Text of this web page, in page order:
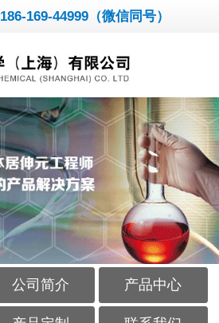
186-169-44999（微信同号）
公司简介 产品中心